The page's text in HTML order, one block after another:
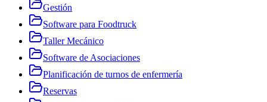
Gestión
Software para Foodtruck
Taller Mecánico
Software de Asociaciones
Planificación de turnos de enfermería
Reservas